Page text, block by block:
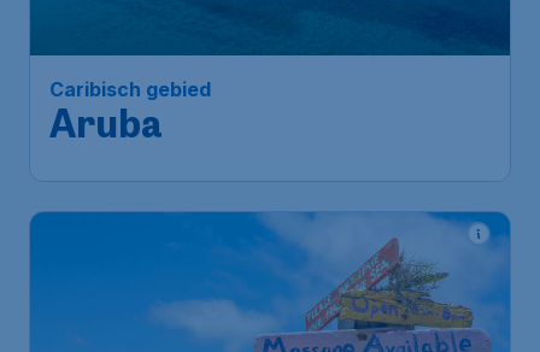
Caribisch gebied
Aruba